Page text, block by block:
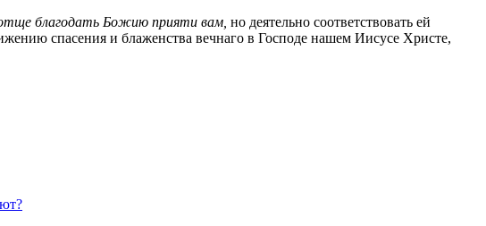
благодать Божию прияти вам, но деятельно соответствовать ей
спасения и блаженства вечнаго в Господе нашем Иисусе Христе,